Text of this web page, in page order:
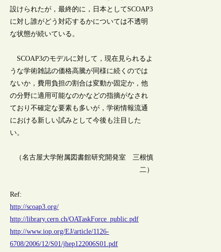
設けられたが，最終的に，日本としてSCOAP3
に対し誰がどう対応するかについては不透明
な状態が続いている。
SCOAP3のモデルに対して，現在見られるよ
うな学術雑誌の価格高騰が同様に続くのでは
ないか，費用負担の割合は変動か固定か，他
の分野に適用可能なのかなどの指摘がなされ
ており不確定な要素も多いが，学術情報流通
における新しい試みとして今後も注目した
い。
（名古屋大学附属図書館研究開発室 三根慎
二）
Ref:
http://scoap3.org/
http://library.cern.ch/OATaskForce_public.pdf
http://www.iop.org/EJ/article/1126-
6708/2006/12/S01/jhep122006S01.pdf